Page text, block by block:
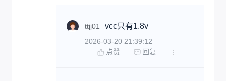
ttjj01 vcc只有1.8v
2026-03-20 21:39:12
点赞
回复